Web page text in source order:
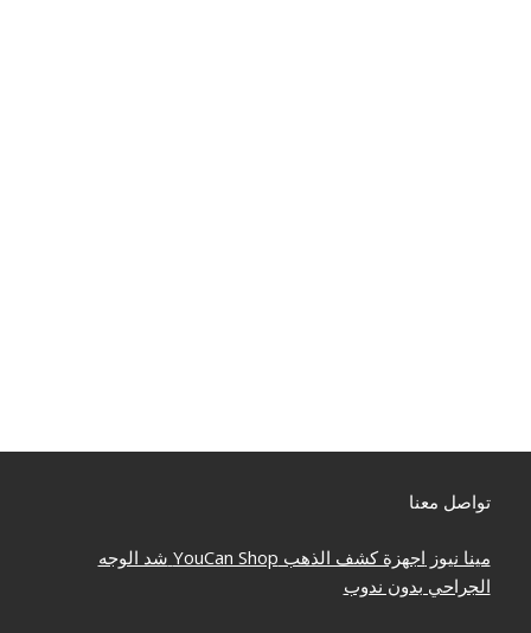
تواصل معنا
مينا نيوز اجهزة كشف الذهب YouCan Shop شد الوجه
الجراحي بدون ندوب